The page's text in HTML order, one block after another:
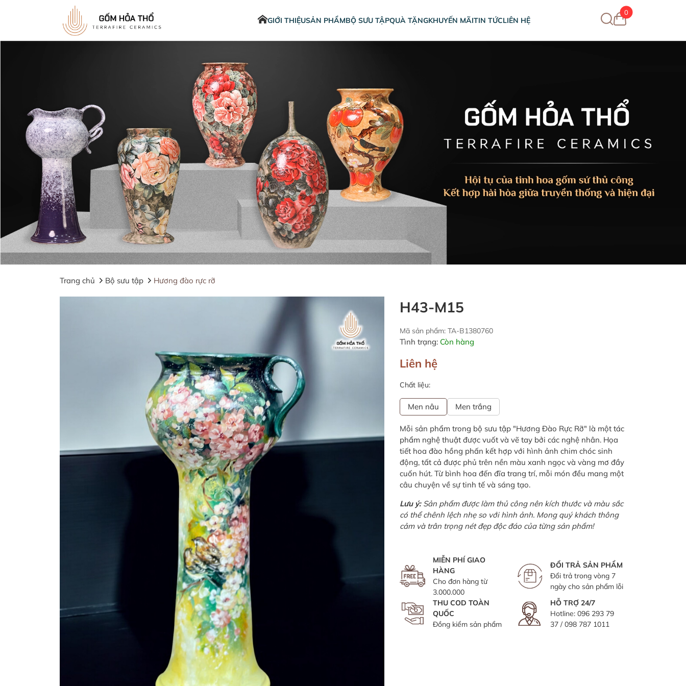
GIỚI THIỆUSẢN PHẨM
Bình hoa đổ khuôn vẽ màu Acrylic
Bình hoa vuốt tay vẽ màu Acrylic
Bình hoa vuốt tay vẽ men màu
Bình hoa vuốt tay đắp nổi
Đĩa trang trí
Bình Hút Lộc
BỘ SƯU TẬPQUÀ TẶNGKHUYẾN MÃITIN TỨCLIÊN HỆ
0
Trang chủ Bộ sưu tập Hương đào rực rỡ
H43-M15
Mã sản phẩm: TA-B1380760
Tình trạng: Còn hàng
Liên hệ
Chất liệu:
Men nâu Men trắng
Mỗi sản phẩm trong bộ sưu tập "Hương Đào Rực Rỡ" là một tác
phẩm nghệ thuật được vuốt và vẽ tay bởi các nghệ nhân. Họa
tiết hoa đào hồng phấn kết hợp với hình ảnh chim chóc sinh
động, tất cả được phủ trên nền màu xanh ngọc và vàng mơ đầy
cuốn hút. Từ bình hoa đến đĩa trang trí, mỗi món đều mang một
câu chuyện về sự tinh tế và sáng tạo.
Lưu ý:Sản phẩm được làm thủ công nên kích thước và màu sắc
có thể chênh lệch nhẹ so với hình ảnh. Mong quý khách thông
cảm và trân trọng nét đẹp độc đáo của từng sản phẩm!
MIỄN PHÍ GIAO
HÀNG
Cho đơn hàng từ
3.000.000
ĐỔI TRẢ SẢN PHẨM
Đổi trả trong vòng 7
ngày cho sản phẩm lỗi
THU COD TOÀN
QUỐC
Đồng kiểm sản phẩm
HỖ TRỢ 24/7
Hotline: 096 293 79
37/098 787 1011